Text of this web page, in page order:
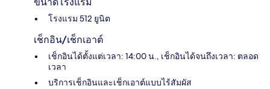
โรงแรม 512 ยูนิต
เช็กอิน/เช็กเอาต์
เช็กอินได้ตั้งแต่เวลา: 14:00 น., เช็กอินได้จนถึงเวลา: ตลอด
เวลา
บริการเช็กอินและเช็กเอาต์แบบไร้สัมผัส